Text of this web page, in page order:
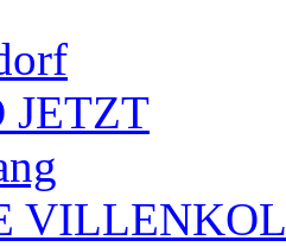
JETZT